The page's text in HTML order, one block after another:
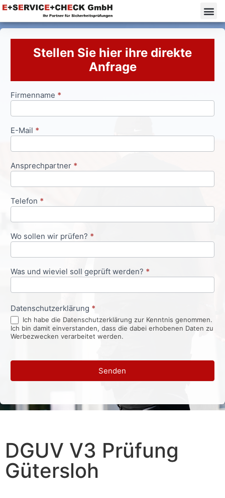
Stellen Sie hier ihre direkte
Anfrage
Anfrageformular
Firmenname *
E-Mail *
Ansprechpartner *
Telefon *
Wo sollen wir prüfen? *
Was und wieviel soll geprüft werden? *
Datenschutzerklärung *
Ich habe die Datenschutzerklärung zur Kenntnis genommen.
Ich bin damit einverstanden, dass die dabei erhobenen Daten zu
Werbezwecken verarbeitet werden.
Senden
DGUV V3 Prüfung
Gütersloh